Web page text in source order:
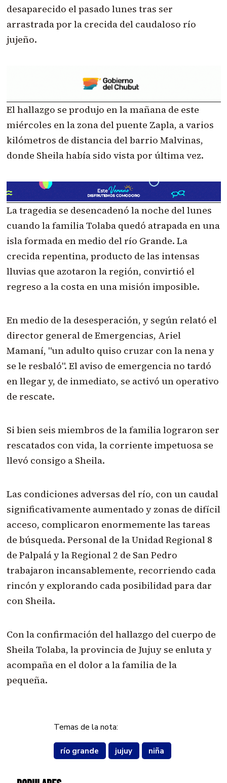
desaparecido el pasado lunes tras ser
arrastrada por la crecida del caudaloso río
jujeño.
El hallazgo se produjo en la mañana de este
miércoles en la zona del puente Zapla, a varios
kilómetros de distancia del barrio Malvinas,
donde Sheila había sido vista por última vez.
La tragedia se desencadenó la noche del lunes
cuando la familia Tolaba quedó atrapada en una
isla formada en medio del río Grande. La
crecida repentina, producto de las intensas
lluvias que azotaron la región, convirtió el
regreso a la costa en una misión imposible.
En medio de la desesperación, y según relató el
director general de Emergencias, Ariel
Mamaní, "un adulto quiso cruzar con la nena y
se le resbaló". El aviso de emergencia no tardó
en llegar y, de inmediato, se activó un operativo
de rescate.
Si bien seis miembros de la familia lograron ser
rescatados con vida, la corriente impetuosa se
llevó consigo a Sheila.
Las condiciones adversas del río, con un caudal
significativamente aumentado y zonas de difícil
acceso, complicaron enormemente las tareas
de búsqueda. Personal de la Unidad Regional 8
de Palpalá y la Regional 2 de San Pedro
trabajaron incansablemente, recorriendo cada
rincón y explorando cada posibilidad para dar
con Sheila.
Con la confirmación del hallazgo del cuerpo de
Sheila Tolaba, la provincia de Jujuy se enluta y
acompaña en el dolor a la familia de la
pequeña.
Temas de la nota:
río grande jujuy niña